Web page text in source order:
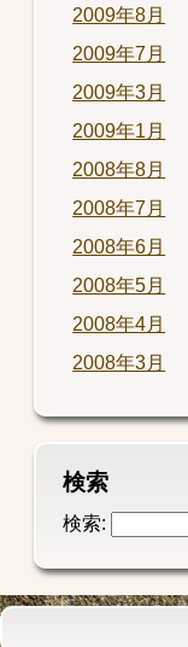
2009年8月
2009年7月
2009年3月
2009年1月
2008年8月
2008年7月
2008年6月
2008年5月
2008年4月
2008年3月
検索
検索: